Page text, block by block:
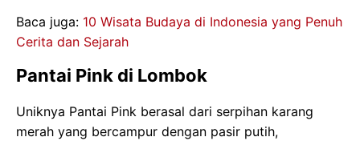
Baca juga: 10 Wisata Budaya di Indonesia yang Penuh
Cerita dan Sejarah
Pantai Pink di Lombok
Uniknya Pantai Pink berasal dari serpihan karang
merah yang bercampur dengan pasir putih,